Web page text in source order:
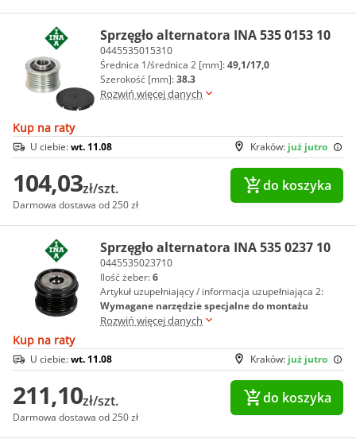
Sprzęgło alternatora INA 535 0153 10
0445535015310
Średnica 1/średnica 2 [mm]:49,1/17,0
Szerokość [mm]:38.3
Rozwiń więcej danych
Kup na raty
Kraków: już jutro
U ciebie:wt. 11.08
104,03zł/szt.
Darmowa dostawa od 250 zł
do koszyka
Sprzęgło alternatora INA 535 0237 10
0445535023710
Ilość żeber:6
Artykuł uzupełniający / informacja uzupełniająca 2:
Wymagane narzędzie specjalne do montażu
Rozwiń więcej danych
Kup na raty
Kraków: już jutro
U ciebie:wt. 11.08
211,10zł/szt.
Darmowa dostawa od 250 zł
do koszyka